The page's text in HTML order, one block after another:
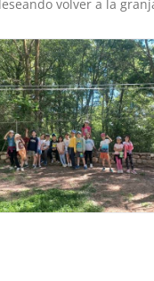
deseando volver a la